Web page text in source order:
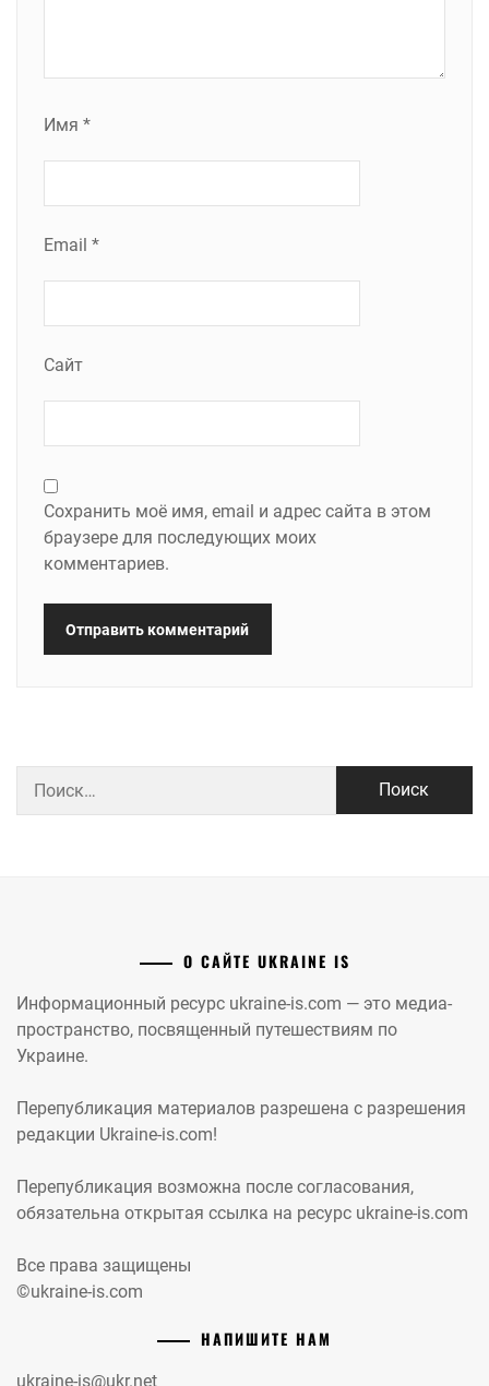
Имя *
Email *
Сайт
Сохранить моё имя, email и адрес сайта в этом
браузере для последующих моих
комментариев.
О САЙТЕ UKRAINE IS
Информационный ресурс ukraine-is.com — это медиа-
пространство, посвященный путешествиям по
Украине.
Перепубликация материалов разрешена с разрешения
редакции Ukraine-is.com!
Перепубликация возможна после согласования,
обязательна открытая ссылка на ресурс ukraine-is.com
Все права защищены
©ukraine-is.com
НАПИШИТЕ НАМ
ukraine-is@ukr.net